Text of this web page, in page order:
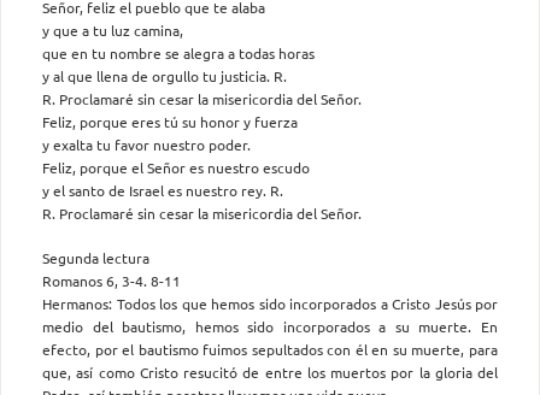
Señor, feliz el pueblo que te alaba
y que a tu luz camina,
que en tu nombre se alegra a todas horas
y al que llena de orgullo tu justicia. R.
R. Proclamaré sin cesar la misericordia del Señor.
Feliz, porque eres tú su honor y fuerza
y exalta tu favor nuestro poder.
Feliz, porque el Señor es nuestro escudo
y el santo de Israel es nuestro rey. R.
R. Proclamaré sin cesar la misericordia del Señor.
Segunda lectura
Romanos 6, 3-4. 8-11
Hermanos: Todos los que hemos sido incorporados a Cristo Jesús por
medio del bautismo, hemos sido incorporados a su muerte. En
efecto, por el bautismo fuimos sepultados con él en su muerte, para
que, así como Cristo resucitó de entre los muertos por la gloria del